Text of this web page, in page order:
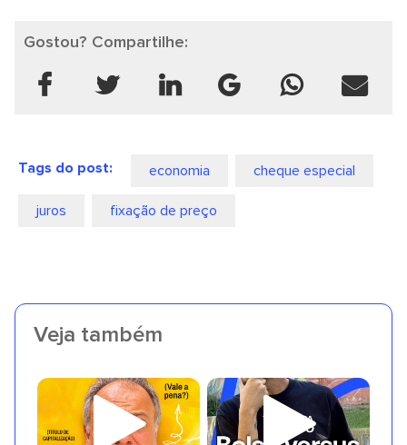
Gostou? Compartilhe:
Tags do post: economia cheque especial
juros fixação de preço
Veja também